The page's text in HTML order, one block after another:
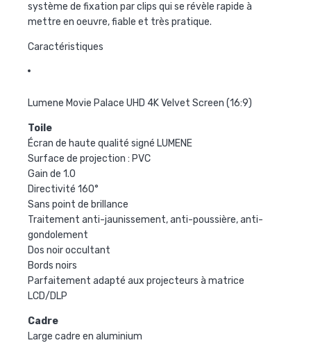
système de fixation par clips qui se révèle rapide à
mettre en oeuvre, fiable et très pratique.
Caractéristiques
Lumene Movie Palace UHD 4K Velvet Screen (16:9)
Toile
Écran de haute qualité signé LUMENE
Surface de projection : PVC
Gain de 1.0
Directivité 160°
Sans point de brillance
Traitement anti-jaunissement, anti-poussière, anti-
gondolement
Dos noir occultant
Bords noirs
Parfaitement adapté aux projecteurs à matrice
LCD/DLP
Cadre
Large cadre en aluminium